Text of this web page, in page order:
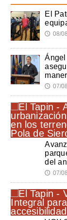
El
🕔 08/
🕔 07/
del
🕔 07/